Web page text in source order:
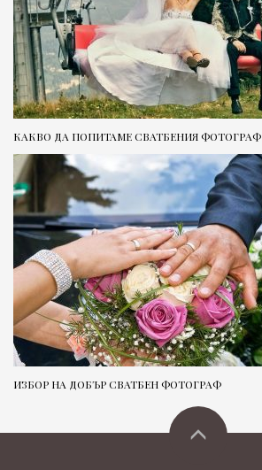
КАКВО ДА ПОПИТАМЕ СВАТБЕНИЯ ФОТОГРАФ
ИЗБОР НА ДОБЪР СВАТБЕН ФОТОГРАФ